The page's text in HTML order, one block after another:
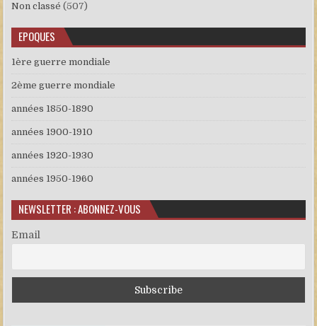
Non classé (507)
EPOQUES
1ère guerre mondiale
2ème guerre mondiale
années 1850-1890
années 1900-1910
années 1920-1930
années 1950-1960
NEWSLETTER : ABONNEZ-VOUS
Email